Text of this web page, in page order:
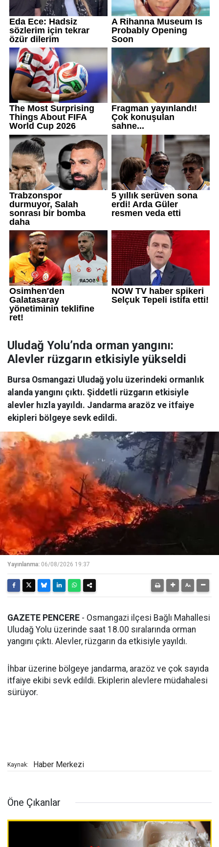
Uludağ Yolu’nda orman yangını:
Alevler rüzgarın etkisiyle yükseldi
Bursa Osmangazi Uludağ yolu üzerindeki ormanlık
alanda yangını çıktı. Şiddetli rüzgarın etkisiyle
alevler hızla yayıldı. Jandarma arazöz ve itfaiye
ekipleri bölgeye sevk edildi.
Yayınlanma: 06/08/2026 19:37
GAZETE PENCERE - Osmangazi ilçesi Bağlı Mahallesi
Uludağ Yolu üzerinde saat 18.00 sıralarında orman
yangını çıktı. Alevler, rüzgarın da etkisiyle yayıldı.
İhbar üzerine bölgeye jandarma, arazöz ve çok sayıda
itfaiye ekibi sevk edildi. Ekiplerin alevlere müdahalesi
sürüyor.
Kaynak: Haber Merkezi
Öne Çıkanlar